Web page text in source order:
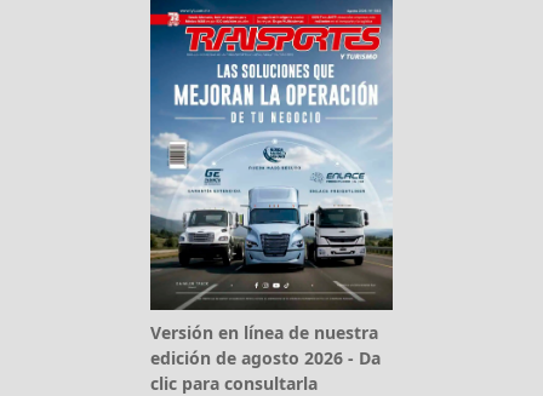
Versión en línea de nuestra
edición de agosto 2026 - Da
clic para consultarla